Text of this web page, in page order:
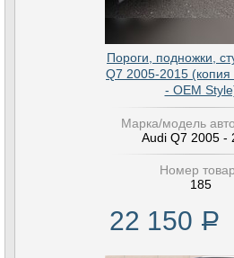
Пороги, подножки,
Q7 2005-2015 (копия
- OEM
Марка/модель
Audi Q7 2005 -
Номер
185
22 150 Р